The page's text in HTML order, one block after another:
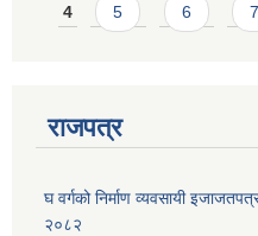
4 5 6 7
राजपत्र
घ वर्गको निर्माण व्यवसायी
२०८२